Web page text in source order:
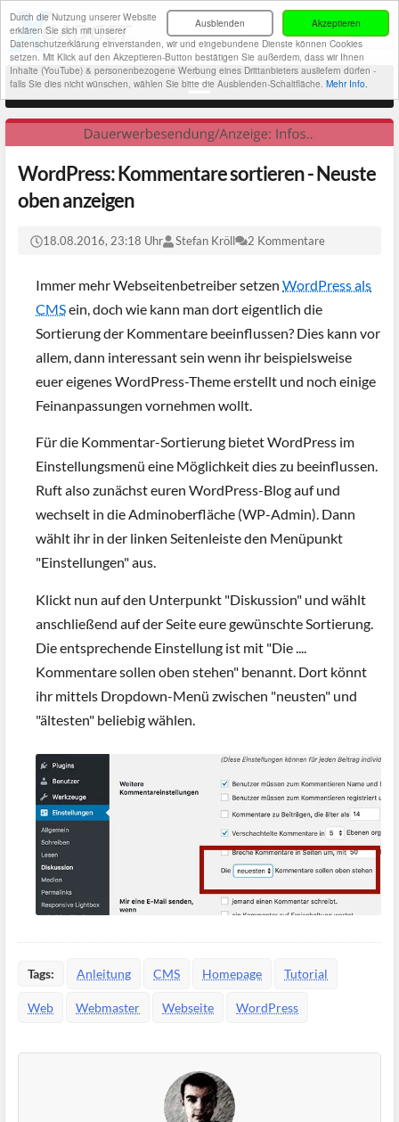
Akzeptieren
Ausblenden
Durch die Nutzung unserer Website
erklären Sie sich mit unserer
Datenschutzerklärung einverstanden, wir und eingebundene Dienste können Cookies
setzen. Mit Klick auf den Akzeptieren-Button bestätigen Sie außerdem, dass wir Ihnen
Inhalte (YouTube) & personenbezogene Werbung eines Drittanbieters ausliefern dürfen -
falls Sie dies nicht wünschen, wählen Sie bitte die Ausblenden-Schaltfläche. Mehr Info.
WordPress: Kommentare sortieren - Neuste
oben anzeigen
18.08.2016, 23:18 Uhr Stefan Kröll 2 Kommentare
Immer mehr Webseitenbetreiber setzen WordPress als
CMSein, doch wie kann man dort eigentlich die
Sortierung der Kommentare beeinflussen? Dies kann vor
allem, dann interessant sein wenn ihr beispielsweise
euer eigenes WordPress-Theme erstellt und noch einige
Feinanpassungen vornehmen wollt.
Für die Kommentar-Sortierung bietet WordPress im
Einstellungsmenü eine Möglichkeit dies zu beeinflussen.
Ruft also zunächst euren WordPress-Blog auf und
wechselt in die Adminoberfläche (WP-Admin). Dann
wählt ihr in der linken Seitenleiste den Menüpunkt
"Einstellungen" aus.
Klickt nun auf den Unterpunkt "Diskussion" und wählt
anschließend auf der Seite eure gewünschte Sortierung.
Die entsprechende Einstellung ist mit "Die ....
Kommentare sollen oben stehen" benannt. Dort könnt
ihr mittels Dropdown-Menü zwischen "neusten" und
"ältesten" beliebig wählen.
Tags: Anleitung CMS Homepage Tutorial
Web Webmaster Webseite WordPress